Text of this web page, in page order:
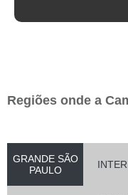
Regiões onde a
GRANDE SÃO
PAULO